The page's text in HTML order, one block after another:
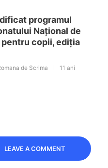
programul
Național de
pentru copii, ediția
de Scrima 11 ani
LEAVE A COMMENT